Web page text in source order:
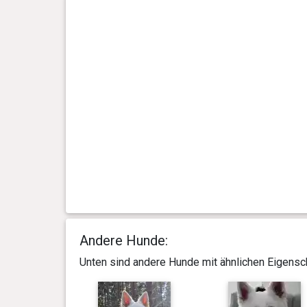
Andere Hunde:
Unten sind andere Hunde mit ähnlichen